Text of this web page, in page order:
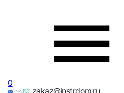
zakaz@instrdom.ru
0